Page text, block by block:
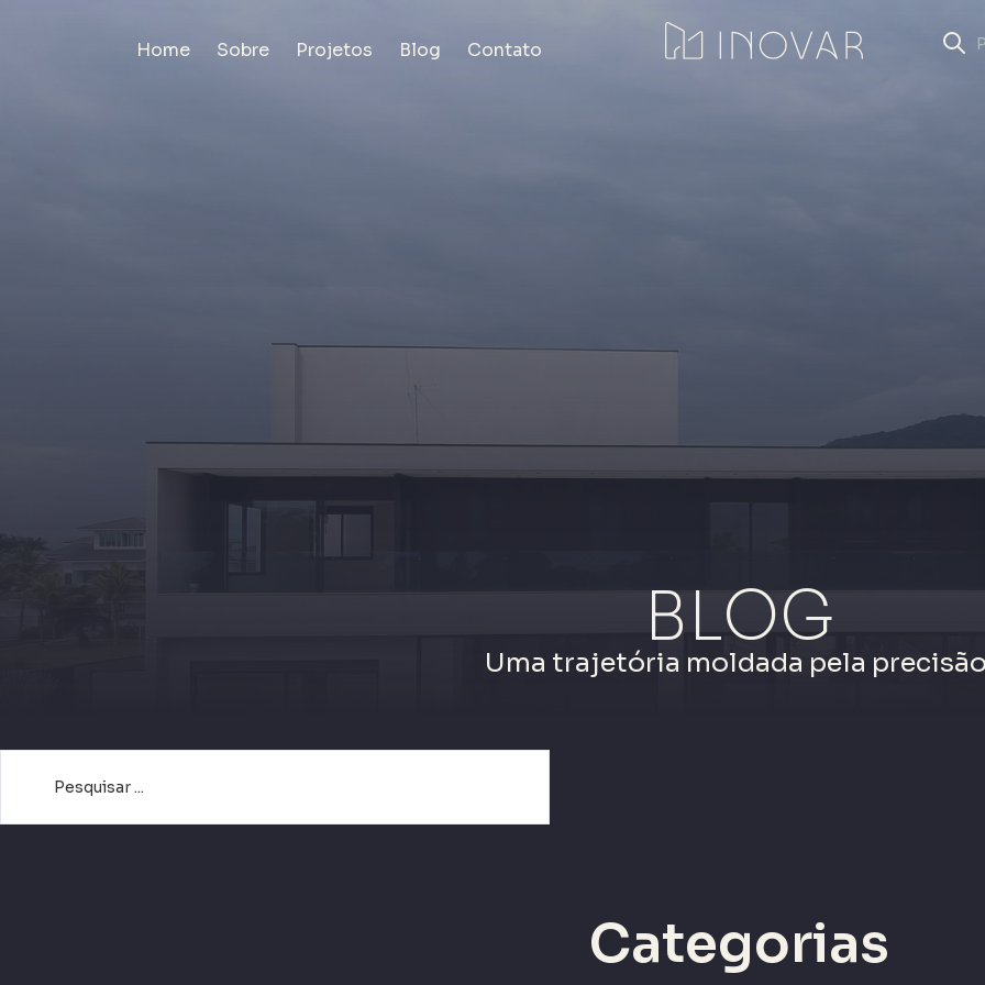
Home Sobre Projetos Blog Contato
BLOG
Uma trajetória moldada pela
Categorias